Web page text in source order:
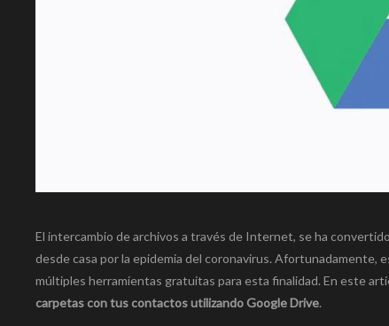
El intercambio de archivos a través de Internet, se ha
desde casa por la epidemia del coronavirus. Afortunadamente,
múltiples herramientas gratuitas para esta finalidad. En este
carpetas con tus contactos utilizando Google Drive.